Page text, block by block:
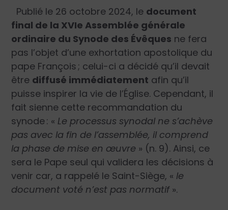
Publié le 26 octobre 2024, le document
final de la XVIe Assemblée générale
ordinaire du Synode des Évêques ne fera
pas l’objet d’une exhortation apostolique du
pape François ; celui-ci a décidé qu’il devait
être diffusé immédiatement afin qu’il
puisse inspirer la vie de l’Église. Cependant, il
fait sienne cette recommandation du
synode : « Le processus synodal ne s’achève
pas avec la fin de l’assemblée, il comprend
la phase de mise en œuvre » (n. 9). Ainsi, ce
sera le Pape seul qui validera les décisions à
venir car, a rappelé le Saint-Siège, « le
document voté n’est pas normatif».